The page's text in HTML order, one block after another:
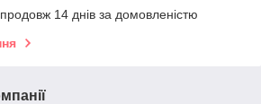
14 днів за домовленістю